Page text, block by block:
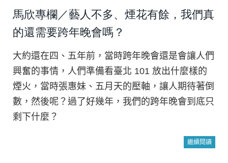
馬欣專欄／藝人不多、煙花有餘，我們真
的還需要跨年晚會嗎？
大約還在四、五年前，當時跨年晚會還是會讓人們
興奮的事情，人們準備看臺北 101 放出什麼樣的
煙火，當時張惠妹、五月天的壓軸，讓人期待著倒
數，然後呢？過了好幾年，我們的跨年晚會到底只
剩下什麼？
繼續閱讀